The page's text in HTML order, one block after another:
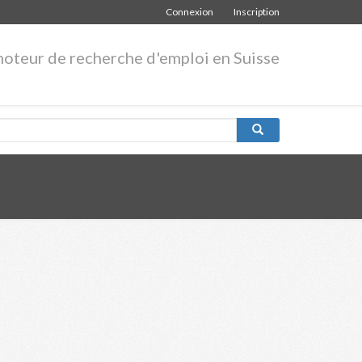
Inscription
Connexion
de recherche d'emploi en Suisse